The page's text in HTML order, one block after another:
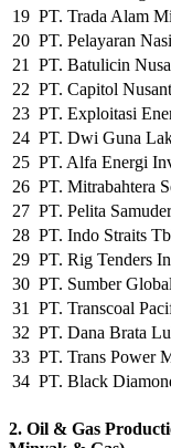
19 PT. Trada Alam
20 PT. Pelayaran
21 PT. Batulicin
22 PT. Capitol
23 PT. Exploitasi
24 PT. Dwi Guna
25 PT. Alfa Energi
26 PT. Mitrabahtera
27 PT. Pelita
28 PT. Indo Straits
29 PT. Rig Tenders
30 PT. Sumber
31 PT. Transcoal
32 PT. Dana Brata
33 PT. Trans Power
34 PT. Black
2. Oil & Gas